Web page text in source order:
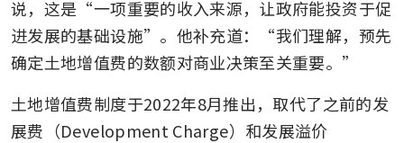
说，这是“一项重要的收入来源，让政府能投资于促
进发展的基础设施”。他补充道：“我们理解，预先
确定土地增值费的数额对商业决策至关重要。”
土地增值费制度于2022年8月推出，取代了之前的发
展费（Development Charge）和发展溢价